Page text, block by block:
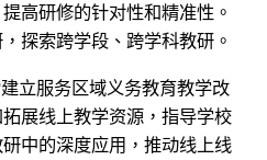
高研修的针对性和精准性。
探索跨学段、跨学科教研。
立服务区域义务教育教学改
展线上教学资源，指导学校
中的深度应用，推动线上线